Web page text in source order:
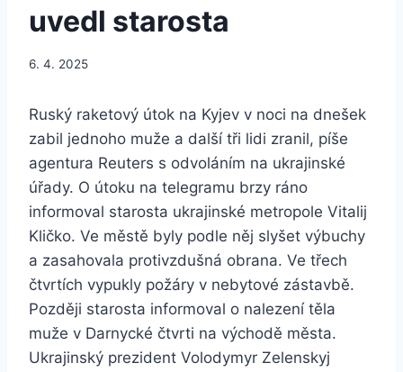
uvedl starosta
6. 4. 2025
Ruský raketový útok na Kyjev v noci na dnešek
zabil jednoho muže a další tři lidi zranil, píše
agentura Reuters s odvoláním na ukrajinské
úřady. O útoku na telegramu brzy ráno
informoval starosta ukrajinské metropole Vitalij
Kličko. Ve městě byly podle něj slyšet výbuchy
a zasahovala protivzdušná obrana. Ve třech
čtvrtích vypukly požáry v nebytové zástavbě.
Později starosta informoval o nalezení těla
muže v Darnycké čtvrti na východě města.
Ukrajinský prezident Volodymyr Zelenskyj